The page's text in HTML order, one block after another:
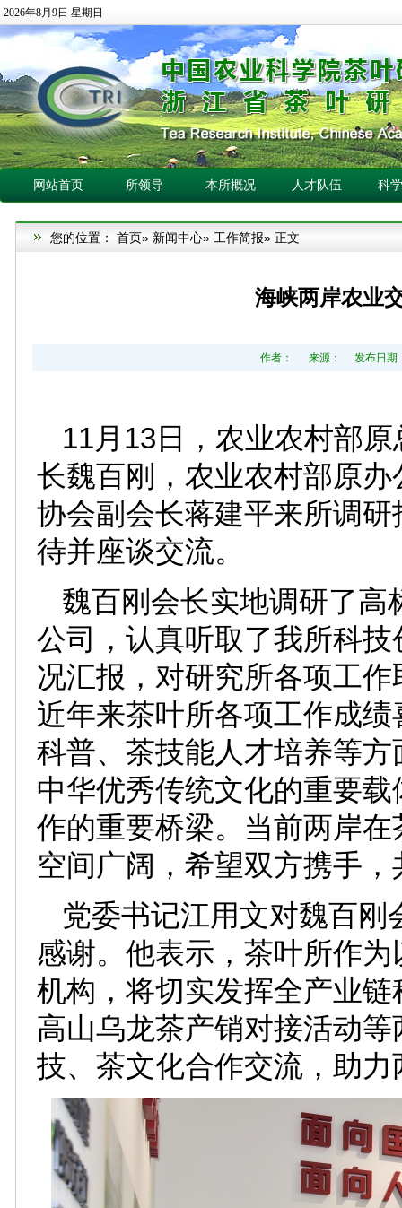
2026年8月9日 星期日
网站首页 所领导 本所概况 人才队伍 科
您的位置： 首页» 新闻中心» 工作简报» 正文
海峡两岸农业
作者： 来源： 发布日期
11月13日，农业农村部
长魏百刚，农业农村部原
协会副会长蒋建平来所调
待并座谈交流。
魏百刚会长实地调研了高
公司，认真听取了我所科
况汇报，对研究所各项工
近年来茶叶所各项工作成
科普、茶技能人才培养等
中华优秀传统文化的重要
作的重要桥梁。当前两岸
空间广阔，希望双方携手
党委书记江用文对魏百
感谢。他表示，茶叶所作
机构，将切实发挥全产业
高山乌龙茶产销对接活动
技、茶文化合作交流，助